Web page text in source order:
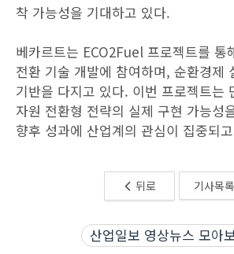
착 가능성을 기대하고 있다.
베카르트는 ECO2Fuel 프로젝트를 통
전환 기술 개발에 참여하며, 순환경제
기반을 다지고 있다. 이번 프로젝트는
자원 전환형 전략의 실제 구현 가능성
향후 성과에 산업계의 관심이 집중되
뒤로 기사목록
산업일보 영상뉴스 모아